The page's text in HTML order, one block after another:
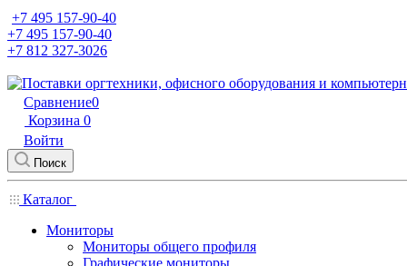
+7 495 157-90-40
+7 495 157-90-40
+7 812 327-3026
Сравнение0
Корзина 0
Войти
Поиск
Каталог
Мониторы
Мониторы общего профиля
Графические мониторы